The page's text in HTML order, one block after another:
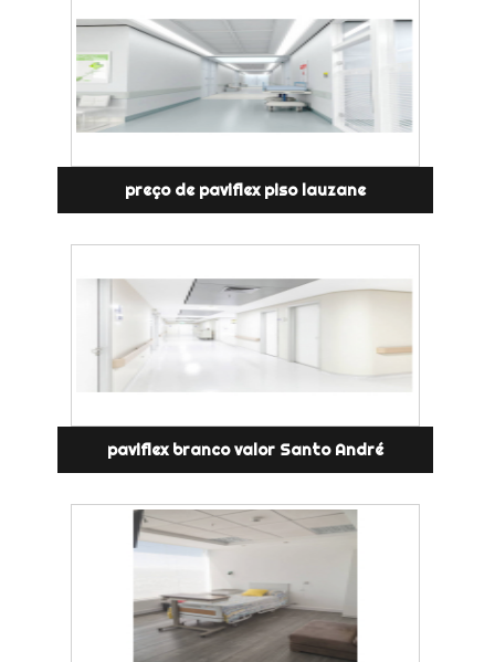
preço de paviflex piso lauzane
paviflex branco valor Santo André